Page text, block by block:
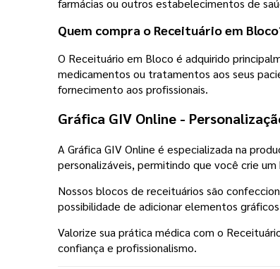
farmácias ou outros estabelecimentos de
Quem compra o Receituário em
O Receituário em Bloco é adquirido
medicamentos ou tratamentos aos seus
fornecimento aos profissionais.
Gráfica GIV Online -
A Gráfica GIV Online é especializada na
personalizáveis, permitindo que você crie
Nossos blocos de receituários são
possibilidade de adicionar elementos
Valorize sua prática médica com o
confiança e profissionalismo.